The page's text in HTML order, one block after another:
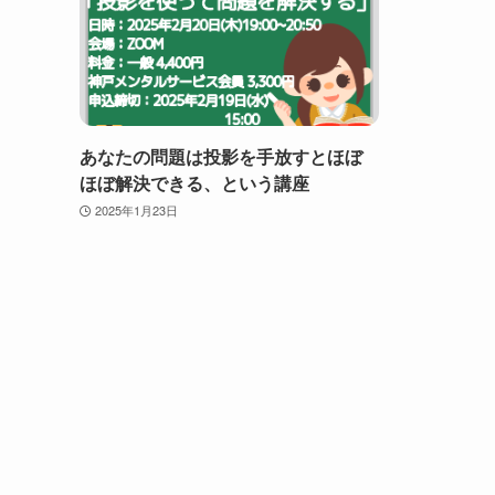
あなたの問題は投影を手放すとほぼ
ほぼ解決できる、という講座
2025年1月23日